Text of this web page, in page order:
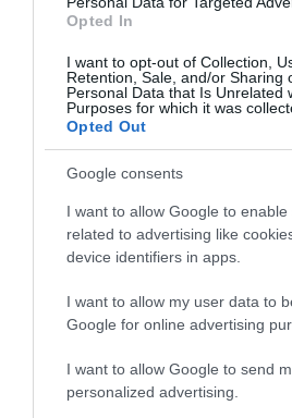
Opted In
I want to opt-out of Collection,
Retention, Sale, and/or Sharing
Personal Data that Is Unrelated
Purposes for which it was
Opted Out
Google consents
I want to allow Google to enable
related to advertising like
device identifiers in apps.
I want to allow my user data to
Google for online advertising
I want to allow Google to send
personalized advertising.
Πάρος: “Είχαμε